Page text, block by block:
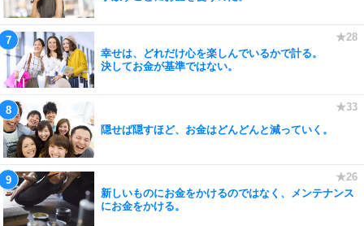
幸せは、どれだけ心を楽しんでいるかで計る。
決してお金が基準ではない。
隠せば隠すほど、お金はどんどんと減っていく。
新しいものにお金をかけるのではなく、メンテナンス
にお金をかける。